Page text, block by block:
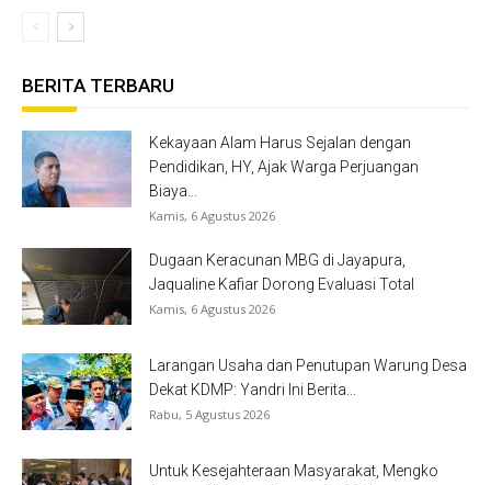
BERITA TERBARU
Kekayaan Alam Harus Sejalan dengan
Pendidikan, HY, Ajak Warga Perjuangan
Biaya...
Kamis, 6 Agustus 2026
Dugaan Keracunan MBG di Jayapura,
Jaqualine Kafiar Dorong Evaluasi Total
Kamis, 6 Agustus 2026
Larangan Usaha dan Penutupan Warung Desa
Dekat KDMP: Yandri Ini Berita...
Rabu, 5 Agustus 2026
Untuk Kesejahteraan Masyarakat, Mengko